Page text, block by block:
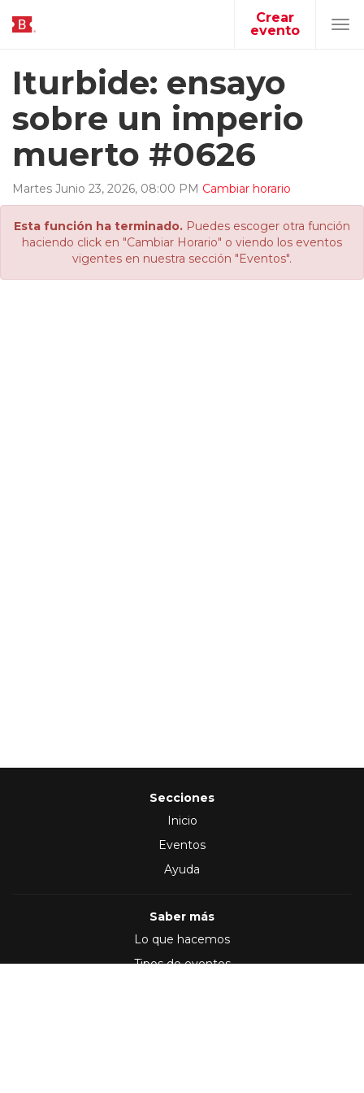
Crear
evento
Iturbide: ensayo
sobre un imperio
muerto #0626
Martes Junio 23, 2026, 08:00 PM Cambiar horario
Esta función ha terminado. Puedes escoger otra función
haciendo click en "Cambiar Horario" o viendo los eventos
vigentes en nuestra sección "Eventos".
Secciones
Inicio
Eventos
Ayuda
Saber más
Lo que hacemos
Tipos de eventos